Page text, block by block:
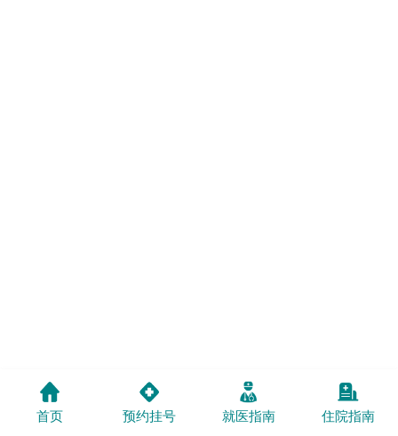
首页 预约挂号 就医指南 住院指南